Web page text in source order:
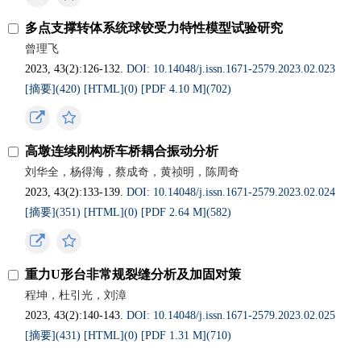
多点支撑转体系统球铰受力特性模型试验研究
曾理飞
2023, 43(2):126-132.DOI: 10.14048/j.issn.1671‐2579.2023.02.023
[摘要](420) [HTML](0) [PDF 4.10 M](702)
高墩连续刚构桥车桥耦合振动分析
刘华全，杨得海，蔡成奇，黄祯明，陈周奇
2023, 43(2):133-139.DOI: 10.14048/j.issn.1671‐2579.2023.02.024
[摘要](351) [HTML](0) [PDF 2.64 M](582)
重力U形台非常规裂缝分析及加固对策
程坤，杜引光，刘漳
2023, 43(2):140-143.DOI: 10.14048/j.issn.1671‐2579.2023.02.025
[摘要](431) [HTML](0) [PDF 1.31 M](710)